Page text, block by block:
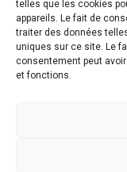
telles que les cookies
appareils. Le fait de
traiter des données
uniques sur ce site. Le
consentement peut
et fonctions.
Pour toute question